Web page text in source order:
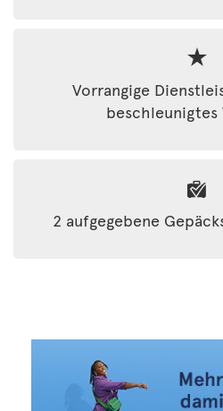
Vorrangige
beschleunigtes
2 aufgegebene